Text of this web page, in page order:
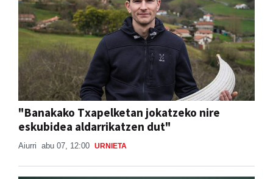
"Banakako Txapelketan jokatzeko nire
eskubidea aldarrikatzen dut"
Aiurri abu 07, 12:00 URNIETA